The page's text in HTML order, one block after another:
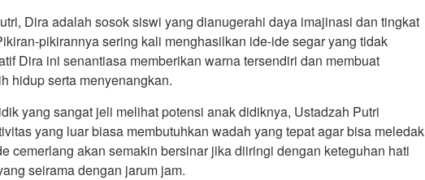
Dira adalah sosok siswi yang dianugerahi daya imajinasi dan tingkat
pikirannya sering kali menghasilkan ide-ide segar yang tidak
Dira ini senantiasa memberikan warna tersendiri dan membuat
hidup serta menyenangkan.
yang sangat jeli melihat potensi anak didiknya, Ustadzah Putri
yang luar biasa membutuhkan wadah yang tepat agar bisa meledak
cemerlang akan semakin bersinar jika diiringi dengan keteguhan hati
seirama dengan jarum jam.